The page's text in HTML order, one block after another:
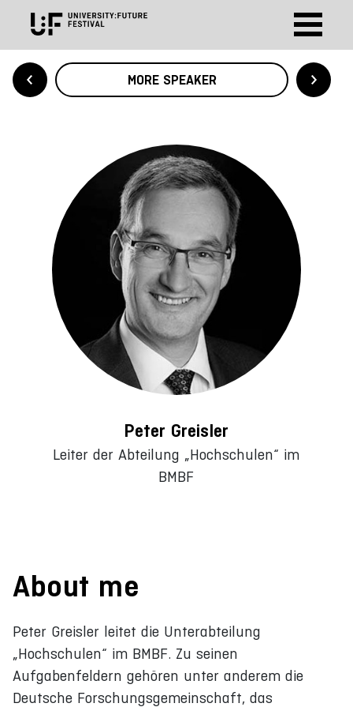
MORE SPEAKER
Peter Greisler
Leiter der Abteilung „Hochschulen“ im
BMBF
About me
Peter Greisler leitet die Unterabteilung
„Hochschulen“ im BMBF. Zu seinen
Aufgabenfeldern gehören unter anderem die
Deutsche Forschungsgemeinschaft, das